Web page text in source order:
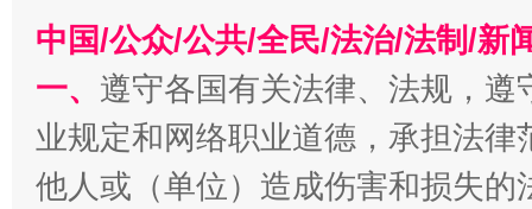
习近平的博鳌关键词
魏明亮
中国/公众/公共/全民/法治/法制/新
一、 遵守各国有关法律、法规，
业规定和网络职业道德，承担法
他人或（单位）造成伤害和损失